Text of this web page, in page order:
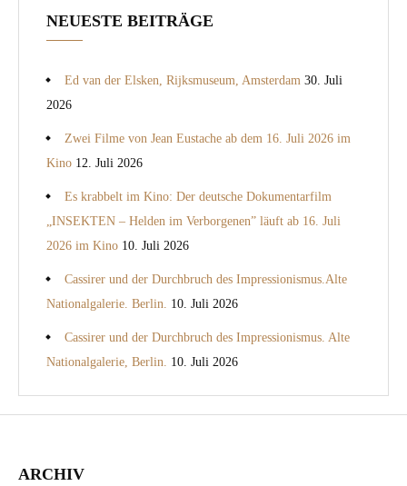
NEUESTE BEITRÄGE
Ed van der Elsken, Rijksmuseum, Amsterdam 30. Juli
2026
Zwei Filme von Jean Eustache ab dem 16. Juli 2026 im
Kino 12. Juli 2026
Es krabbelt im Kino: Der deutsche Dokumentarfilm
„INSEKTEN – Helden im Verborgenen” läuft ab 16. Juli
2026 im Kino 10. Juli 2026
Cassirer und der Durchbruch des Impressionismus.Alte
Nationalgalerie. Berlin. 10. Juli 2026
Cassirer und der Durchbruch des Impressionismus. Alte
Nationalgalerie, Berlin. 10. Juli 2026
ARCHIV